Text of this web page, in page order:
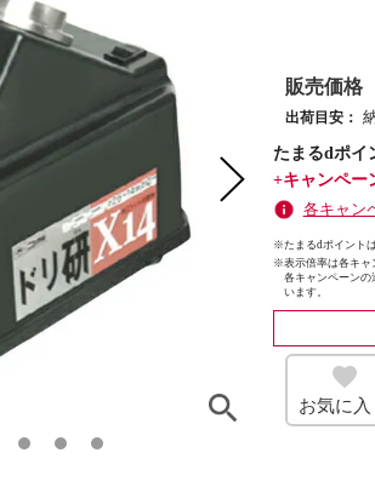
販売価格
出荷目安：
たまるdポイ
+キャンペー
各キャン
※たまるdポイント
※表示倍率は各キャ
各キャンペーンの
います。
お気に入